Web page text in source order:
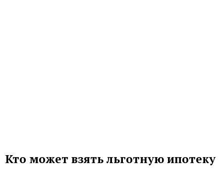
Кто может взять льготную ипотеку